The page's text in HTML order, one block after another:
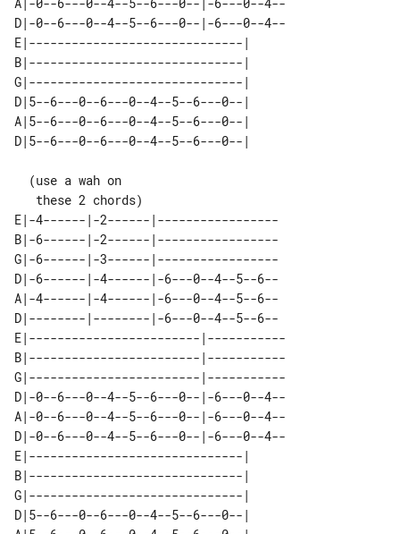
D|-0--6---0--4--5--6---0--|-6---0--4--
E|------------------------------|
B|------------------------------|
G|------------------------------|
D|5--6---0--6---0--4--5--6---0--|
A|5--6---0--6---0--4--5--6---0--|
E|-4------|-2------|-----------------
B|-6------|-2------|-----------------
G|-6------|-3------|-----------------
D|-6------|-4------|-6---0--4--5--6--
A|-4------|-4------|-6---0--4--5--6--
D|--------|--------|-6---0--4--5--6--
E|------------------------|-----------
B|------------------------|-----------
G|------------------------|-----------
D|-0--6---0--4--5--6---0--|-6---0--4--
A|-0--6---0--4--5--6---0--|-6---0--4--
D|-0--6---0--4--5--6---0--|-6---0--4--
E|------------------------------|
B|------------------------------|
G|------------------------------|
D|5--6---0--6---0--4--5--6---0--|